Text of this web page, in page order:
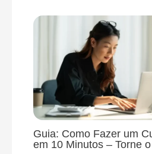
Guia: Como Fazer um
em 10 Minutos – Torne